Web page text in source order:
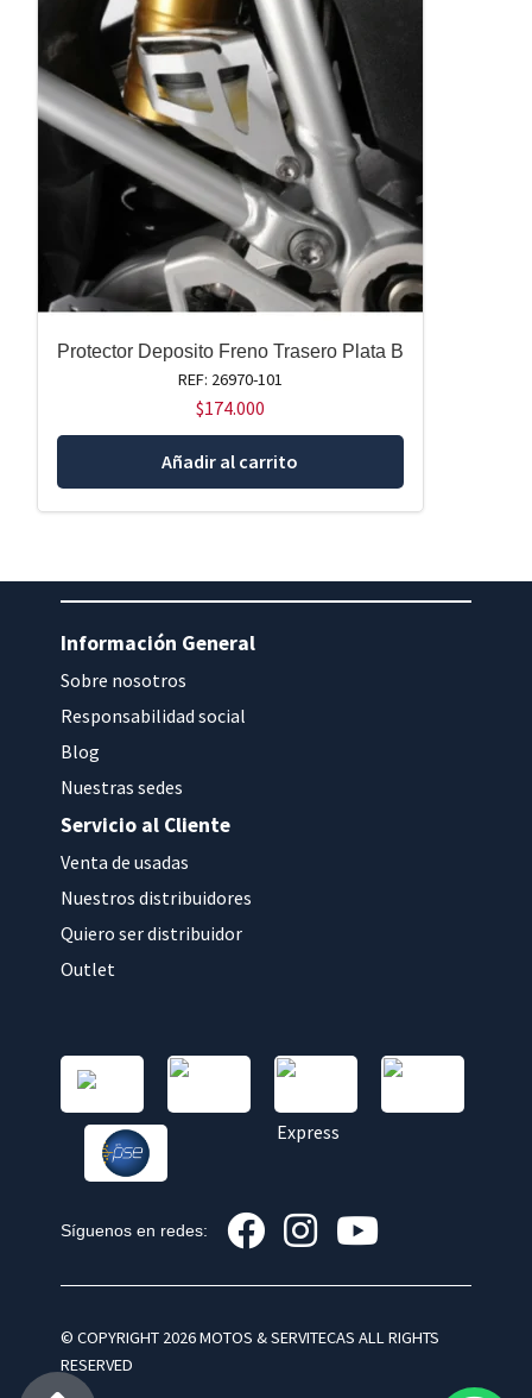
Protector Deposito Freno Trasero Plata B
REF: 26970-101
$174.000
Añadir al carrito
Información General
Sobre nosotros
Responsabilidad social
Blog
Nuestras sedes
Servicio al Cliente
Venta de usadas
Nuestros distribuidores
Quiero ser distribuidor
Outlet
Síguenos en redes:
© COPYRIGHT 2026 MOTOS & SERVITECAS ALL RIGHTS
RESERVED